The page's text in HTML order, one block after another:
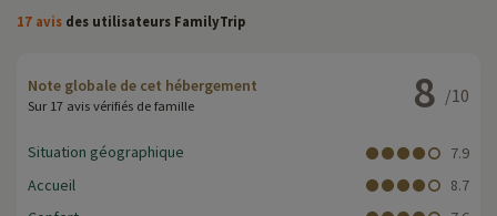
17 avis des utilisateurs FamilyTrip
Note globale de cet hébergement
Sur 17 avis vérifiés de famille 8 /10
Situation géographique
7.9
Accueil
8.7